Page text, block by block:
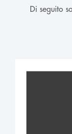
Di seguito